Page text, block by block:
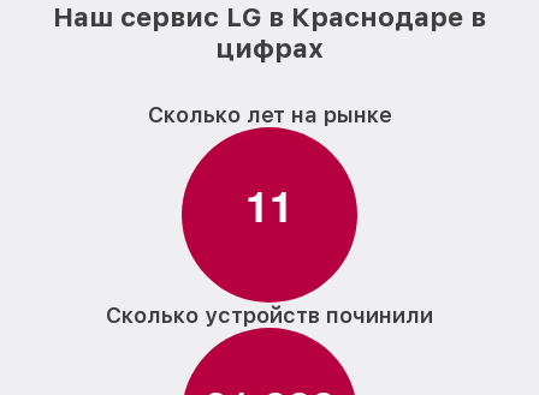
Наш сервис LG в Краснодаре в
цифрах
Сколько лет на рынке
11
Сколько устройств починили